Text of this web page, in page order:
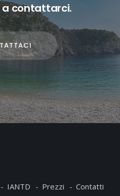
a contattarci.
IANTD Prezzi Contatti